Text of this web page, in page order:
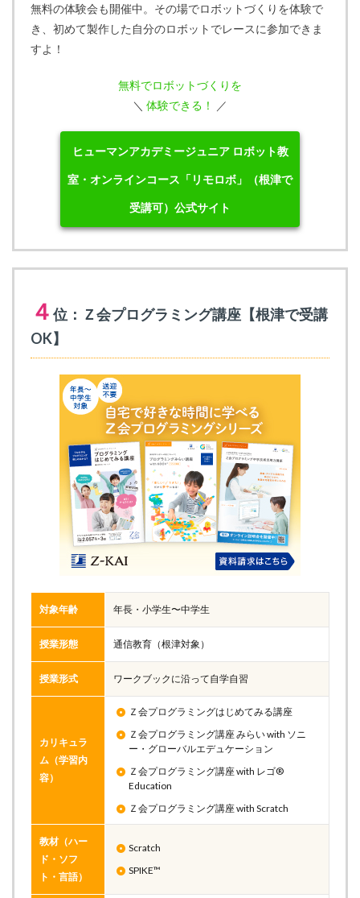
無料の体験会も開催中。その場でロボットづくりを体験で
き、初めて製作した自分のロボットでレースに参加できま
すよ！
無料でロボットづくりを
＼ 体験できる！ ／
ヒューマンアカデミージュニア ロボット教
室・オンラインコース「リモロボ」（根津で
受講可）公式サイト
４ 位：Ｚ会プログラミング講座【根津で受講
OK】
対象年齢 年長・小学生〜中学生
授業形態 通信教育（根津対象）
授業形式 ワークブックに沿って自学自習
カリキュラ
ム（学習内
容）
Ｚ会プログラミングはじめてみる講座
Ｚ会プログラミング講座 みらい with ソニ
ー・グローバルエデュケーション
Ｚ会プログラミング講座 with レゴ®
Education
Ｚ会プログラミング講座 with Scratch
教材（ハー
ド・ソフ
ト・言語）
Scratch
SPIKE™